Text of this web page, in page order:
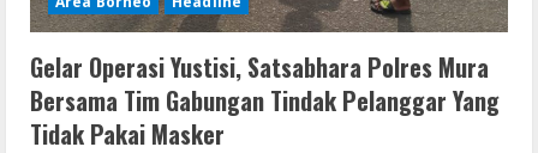
Gelar Operasi Yustisi, Satsabhara Polres Mura
Bersama Tim Gabungan Tindak Pelanggar Yang
Tidak Pakai Masker